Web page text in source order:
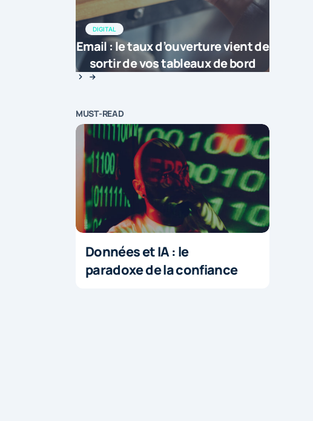
DIGITAL
Email : le taux d’ouverture vient de
sortir de vos tableaux de bord
MUST-READ
Données et IA : le
paradoxe de la confiance